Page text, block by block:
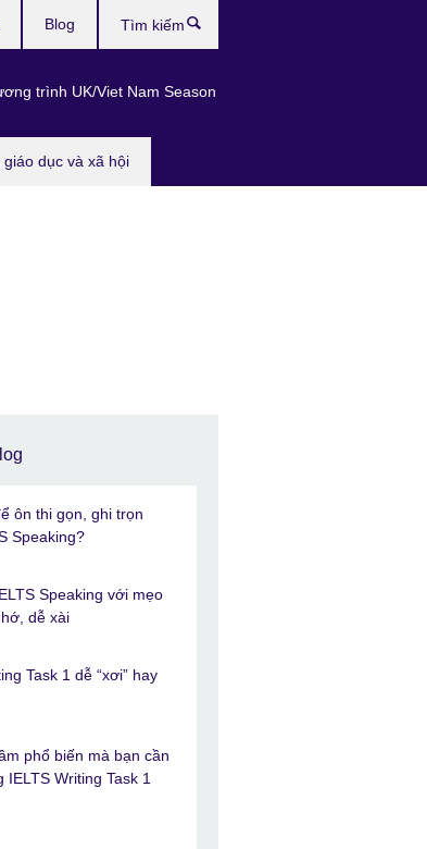
giáo dục và xã hội
trình UK/Viet Nam Season
Blog
kiếm
ôn thi gọn, ghi trọn
Speaking?
Speaking với mẹo
dễ xài
Task 1 dễ “xơi” hay
phổ biến mà bạn cần
IELTS Writing Task 1